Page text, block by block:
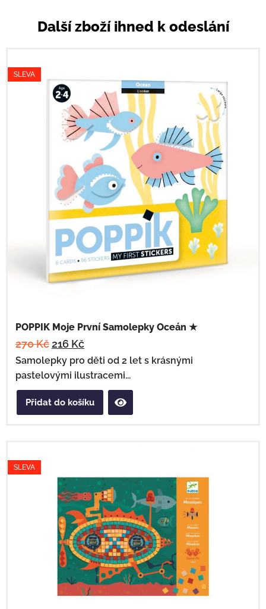
Další zboží ihned k odeslání
SLEVA
POPPIK Moje První Samolepky Oceán ★
270Kč216 Kč
Samolepky pro děti od 2 let s krásnými
pastelovými ilustracemi...
Přidat do košíku
SLEVA